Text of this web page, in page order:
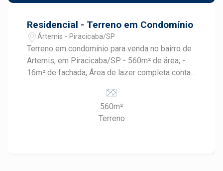
Residencial - Terreno em Condomínio
Ártemis - Piracicaba/SP
Terreno em condomínio para venda no bairro de
Artemis, em Piracicaba/SP. - 560m² de área; -
16m² de fachada; Área de lazer completa conta
Quadra de tenis; - Quadra de areia; - Deck para o
560m²
Terreno